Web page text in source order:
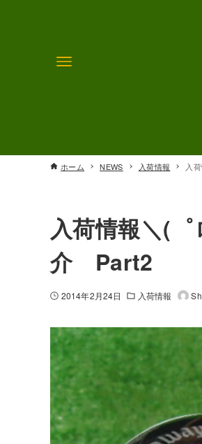
ホーム NEWS 入荷情報 入
入荷情報＼(
介 Part2
2014年2月24日 入荷情報